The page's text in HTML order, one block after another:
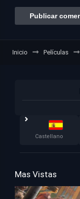
Inicio Películas
Castellano
Mas Vistas